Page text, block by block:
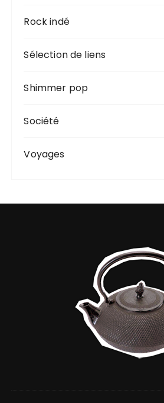
Rock indé
Sélection de liens
Shimmer pop
Société
Voyages